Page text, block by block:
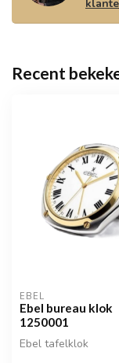
Recent
EBEL
Ebel bureau klok
1250001
Ebel tafelklok